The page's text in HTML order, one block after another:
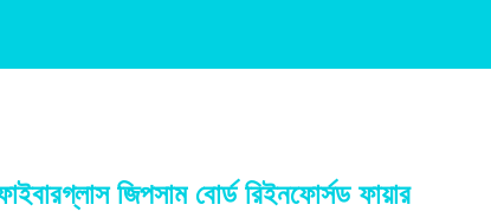
জিপসাম বোর্ড রিইনফোর্সড ফায়ার